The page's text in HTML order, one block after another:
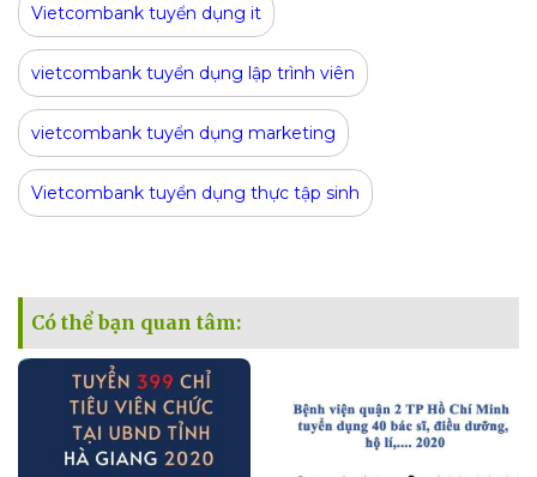
Vietcombank tuyển dụng it
vietcombank tuyển dụng lập trình viên
vietcombank tuyển dụng marketing
Vietcombank tuyển dụng thực tập sinh
Có thể bạn quan tâm: